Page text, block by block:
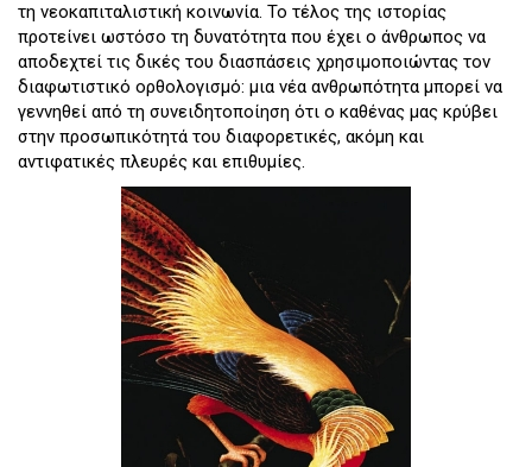
τη νεοκαπιταλιστική κοινωνία. Το τέλος της ιστορίας
προτείνει ωστόσο τη δυνατότητα που έχει ο άνθρωπος να
αποδεχτεί τις δικές του διασπάσεις χρησιμοποιώντας τον
διαφωτιστικό ορθολογισμό: μια νέα ανθρωπότητα μπορεί να
γεννηθεί από τη συνειδητοποίηση ότι ο καθένας μας κρύβει
στην προσωπικότητά του διαφορετικές, ακόμη και
αντιφατικές πλευρές και επιθυμίες.